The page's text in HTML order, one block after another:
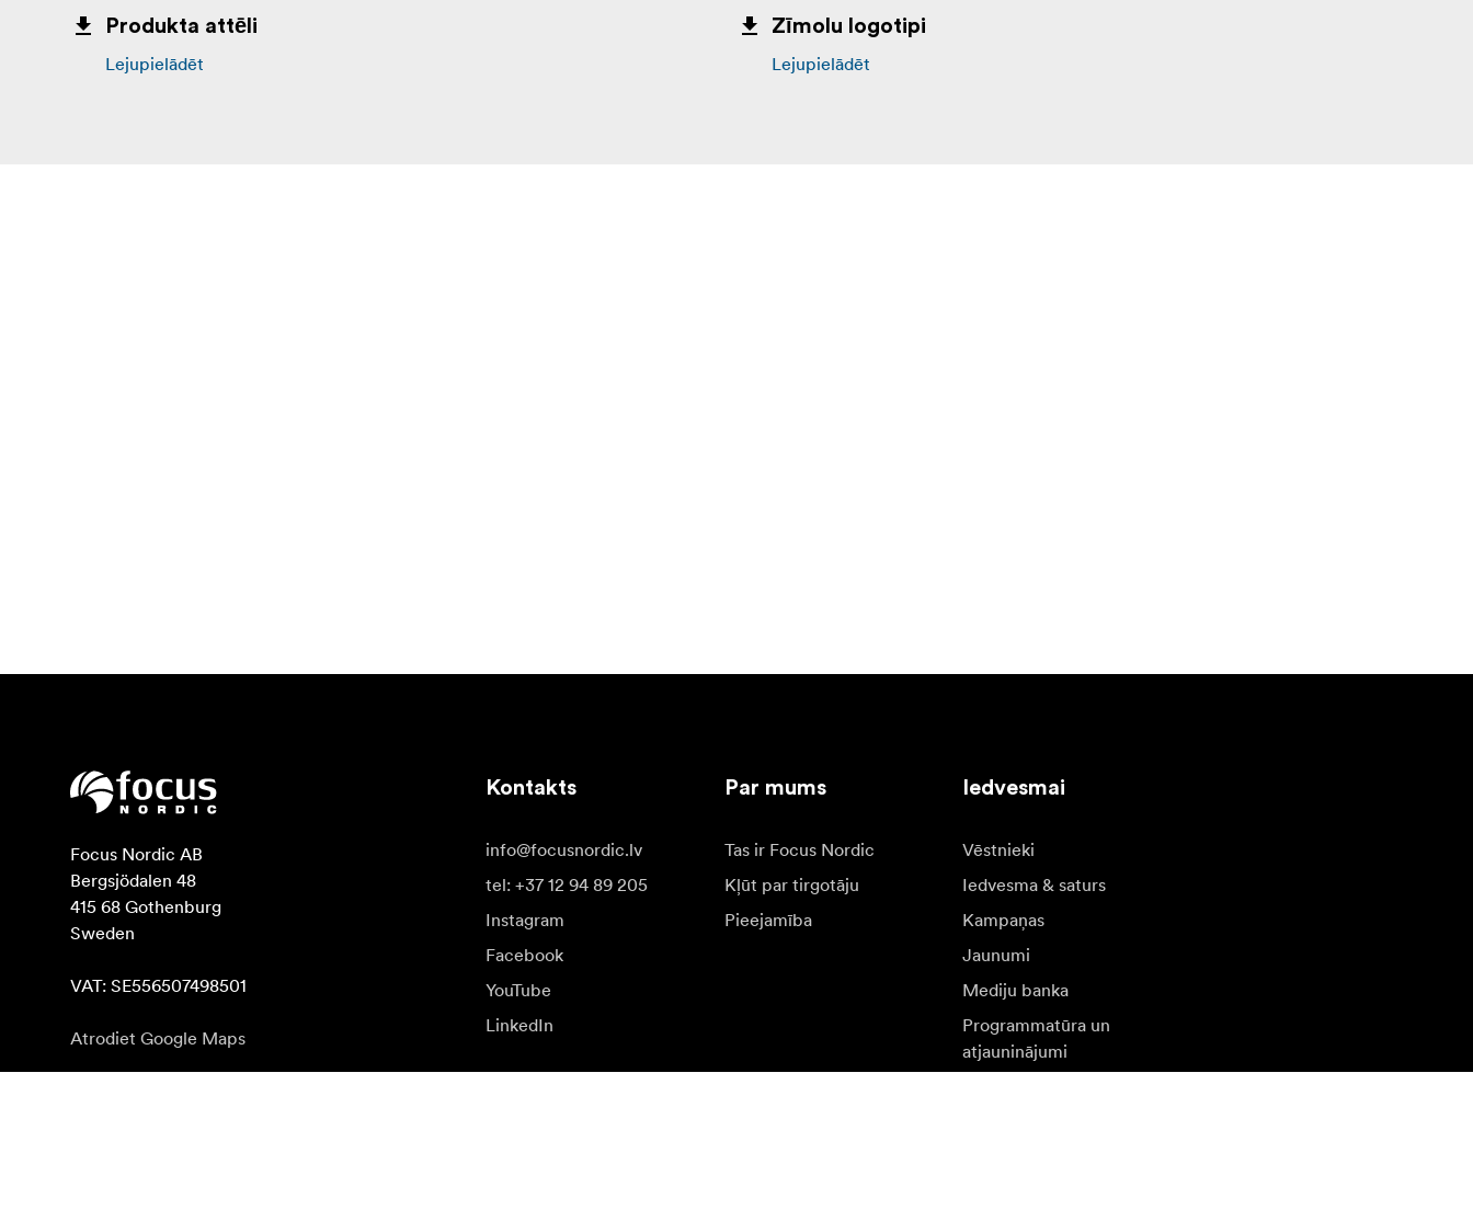
Produkta attēli
Lejupielādēt
Zīmolu logotipi
Lejupielādēt
Focus Nordic AB
Bergsjödalen 48
415 68 Gothenburg
Sweden
VAT: SE556507498501
Atrodiet Google Maps
Kontakts
info@focusnordic.lv
tel: +37 12 94 89 205
Instagram
Facebook
YouTube
LinkedIn
Par mums
Tas ir Focus Nordic
Kļūt par tirgotāju
Pieejamība
Iedvesmai
Vēstnieki
Iedvesma & saturs
Kampaņas
Jaunumi
Mediju banka
Programmatūra un
atjauninājumi